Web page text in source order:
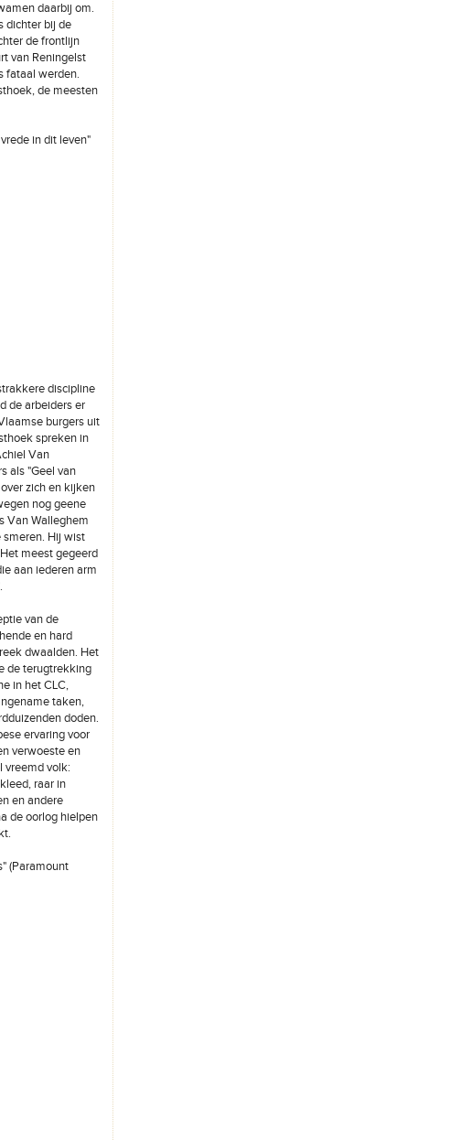
daarbij om.
dichter bij de
de frontlijn
van Reningelst
fataal werden.
de meesten
in dit leven"
discipline
de arbeiders er
burgers uit
spreken in
Van
als "Geel van
zich en kijken
nog geene
Van Walleghem
smeren. Hij wist
meest gegeerd
aan iederen arm
van de
en hard
dwaalden. Het
de terugtrekking
in het CLC,
taken,
doden.
ervaring voor
verwoeste en
vreemd volk:
raar in
en andere
de oorlog hielpen
(Paramount